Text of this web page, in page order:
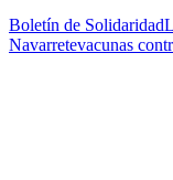
Boletín de Solidaridad
Navarretevacunas